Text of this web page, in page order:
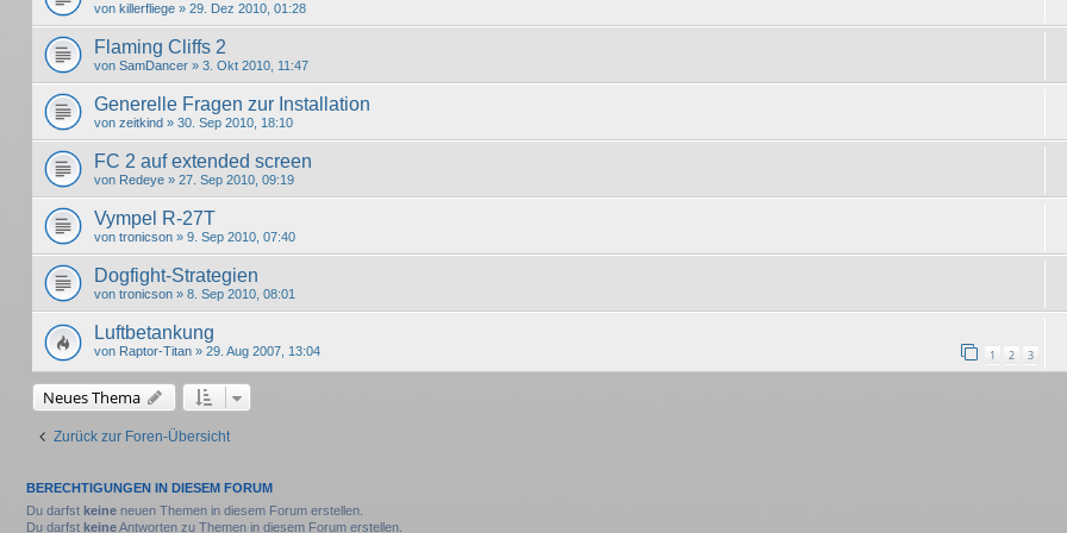
von killerfliege » 29. Dez 2010, 01:28
Flaming Cliffs 2
von SamDancer » 3. Okt 2010, 11:47
Generelle Fragen zur Installation
von zeitkind » 30. Sep 2010, 18:10
FC 2 auf extended screen
von Redeye » 27. Sep 2010, 09:19
Vympel R-27T
von tronicson » 9. Sep 2010, 07:40
Dogfight-Strategien
von tronicson » 8. Sep 2010, 08:01
Luftbetankung
von Raptor-Titan » 29. Aug 2007, 13:04 1 2 3
Neues Thema
Zurück zur Foren-Übersicht
BERECHTIGUNGEN IN DIESEM FORUM
Du darfst keine neuen Themen in diesem Forum erstellen.
Du darfst keineAntworten zu Themen in diesem Forum erstellen.